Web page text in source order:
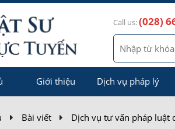
Call us:(028)
Giới thiệu Dịch vụ pháp lý
Bài viết Dịch vụ tư vấn pháp luật